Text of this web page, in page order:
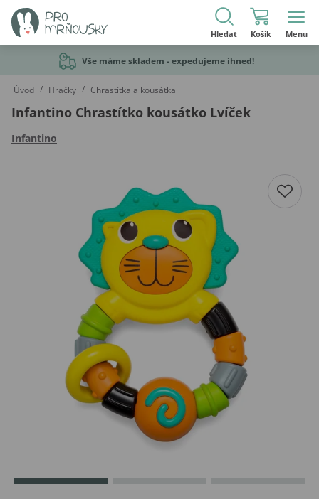
Hledat Košík Menu
Vše máme skladem - expedujeme ihned!
Úvod / Hračky / Chrastítka a kousátka
Infantino Chrastítko kousátko Lvíček
Infantino